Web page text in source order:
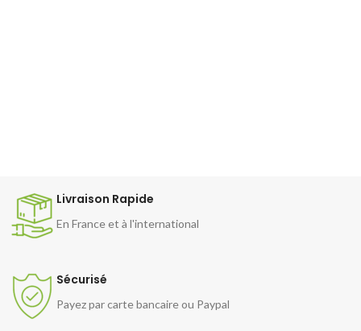
Livraison Rapide
En France et à l'international
Sécurisé
Payez par carte bancaire ou Paypal